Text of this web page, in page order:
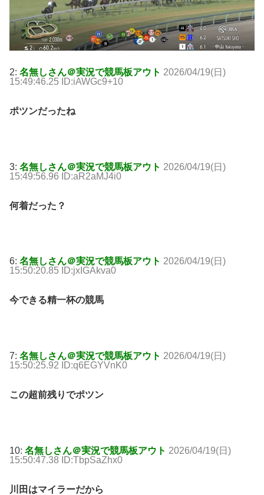
2: 名無しさん＠実況で競馬板アウト 2026/04/19(日)
15:49:46.25 ID:iAWGc9+10
ポツンだったね
3: 名無しさん＠実況で競馬板アウト 2026/04/19(日)
15:49:56.96 ID:aR2aMJ4i0
何着だった？
6: 名無しさん＠実況で競馬板アウト 2026/04/19(日)
15:50:20.85 ID:jxIGAkva0
今できる精一杯の競馬
7: 名無しさん＠実況で競馬板アウト 2026/04/19(日)
15:50:25.92 ID:q6EGYVnK0
この超前残りでポツン
10: 名無しさん＠実況で競馬板アウト 2026/04/19(日)
15:50:47.38 ID:TbpSaZhx0
川田はマイラーだから